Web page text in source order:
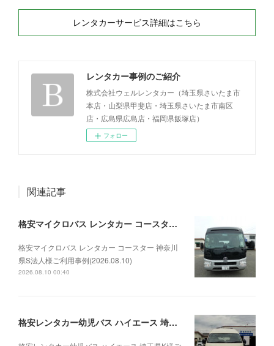
レンタカーサービス詳細はこちら
レンタカー事例のご紹介
株式会社ウェルレンタカー（埼玉県さいたま市
本店・山梨県甲斐店・埼玉県さいたま市南区
店・広島県広島店・福岡県飯塚店）
フォロー
関連記事
格安マイクロバス レンタカー コースター 神奈川県S法人様ご利用事例(2026.08.10)
格安マイクロバス レンタカー コースター 神奈川
県S法人様ご利用事例(2026.08.10)
2026.08.10 00:40
格安レンタカー幼児バス ハイエース 埼玉県K様ご利用事例(2026.08.04)